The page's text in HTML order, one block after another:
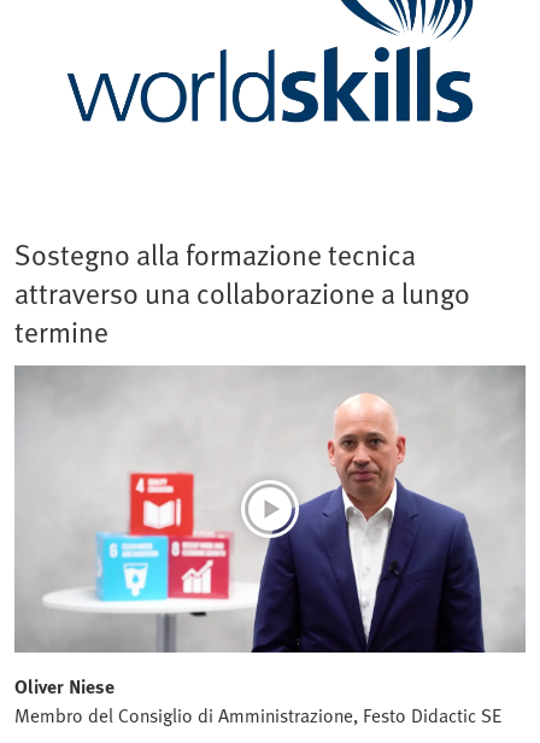
Sostegno alla formazione tecnica
attraverso una collaborazione a lungo
termine
Oliver Niese
Membro del Consiglio di Amministrazione, Festo Didactic SE